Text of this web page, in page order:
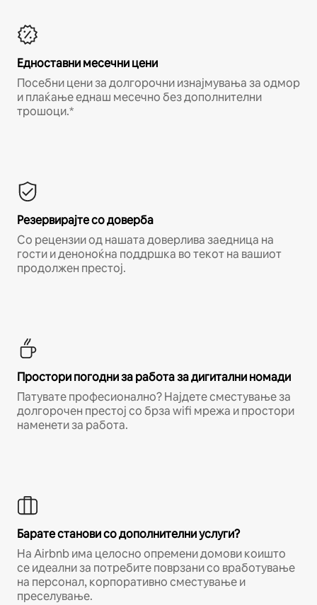
Едноставни месечни цени
Посебни цени за долгорочни изнајмувања за одмор
и плаќање еднаш месечно без дополнителни
трошоци.*
Резервирајте со доверба
Со рецензии од нашата доверлива заедница на
гости и деноноќна поддршка во текот на вашиот
продолжен престој.
Простори погодни за работа за дигитални номади
Патувате професионално? Најдете сместување за
долгорочен престој со брза wifi мрежа и простори
наменети за работа.
Барате станови со дополнителни услуги?
На Airbnb има целосно опремени домови коишто
се идеални за потребите поврзани со вработување
на персонал, корпоративно сместување и
преселување.